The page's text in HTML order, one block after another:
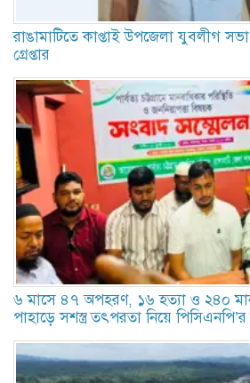
রাঙামাটিতে কাপ্তাই উপজেলা যুবলীগ
গ্রেপ্তার
৬ মাসে ৪৭ অপহরণ, ১৬ হত্যা ও ২৪০
পাহাড়ে সশস্ত্র তৎপরতা নিয়ে পিসিএনপি’র